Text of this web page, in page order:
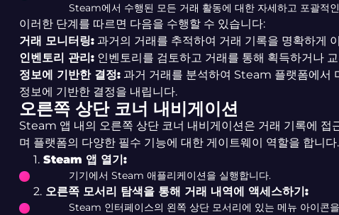
Steam에서 수행된 모든 거래 활동에 대한 자세하고 포괄적
이러한 단계를 따르면 다음을 수행할 수 있습니다:
거래 모니터링:과거의 거래를 추적하여 거래 기록을 명확하게
인벤토리 관리:인벤토리를 검토하고 거래를 통해 획득하거나
정보에 기반한 결정:과거 거래를 분석하여 Steam 플랫폼에서
정보에 기반한 결정을 내립니다.
오른쪽 상단 코너 내비게이션
Steam 앱 내의 오른쪽 상단 코너 내비게이션은 거래 기록에 접
며 플랫폼의 다양한 필수 기능에 대한 게이트웨이 역할을 합니다.
1. Steam 앱 열기:
기기에서 Steam 애플리케이션을 실행합니다.
2. 오른쪽 모서리 탐색을 통해 거래 내역에 액세스하기:
Steam 인터페이스의 왼쪽 상단 모서리에 있는 메뉴 아이콘